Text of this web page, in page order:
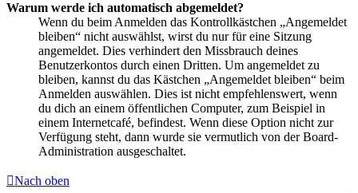
Warum werde ich automatisch abgemeldet?
Wenn du beim Anmelden das Kontrollkästchen „Angemeldet
bleiben“ nicht auswählst, wirst du nur für eine Sitzung
angemeldet. Dies verhindert den Missbrauch deines
Benutzerkontos durch einen Dritten. Um angemeldet zu
bleiben, kannst du das Kästchen „Angemeldet bleiben“ beim
Anmelden auswählen. Dies ist nicht empfehlenswert, wenn
du dich an einem öffentlichen Computer, zum Beispiel in
einem Internetcafé, befindest. Wenn diese Option nicht zur
Verfügung steht, dann wurde sie vermutlich von der Board-
Administration ausgeschaltet.
Nach oben